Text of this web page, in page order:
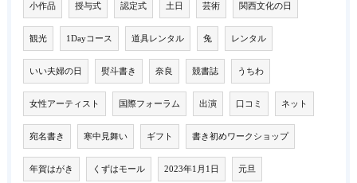
小作品 授与式 認定式 土日 芸術 関西文化の日
観光 1Dayコース 道具レンタル 兔 レンタル
いい夫婦の日 熨斗書き 奈良 競書誌 うちわ
女性アーティスト 国際フォーラム 出演 口コミ ネット
宛名書き 寒中見舞い ギフト 書き初めワークショップ
年賀はがき くずはモール 2023年1月1日 元旦